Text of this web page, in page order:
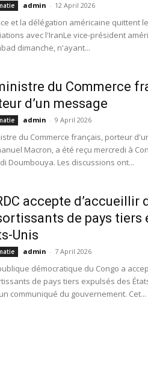
admin - 12 April 2026
et la délégation américaine quittent
avec l'IranLe vice-président
dimanche, n'ayant...
du Commerce
d’un message
admin - 9 April 2026
du Commerce français, porteur
Macron, a été reçu mercredi à
Doumbouya. Les discussions ont...
accepte d’accueillir
de pays tiers
Unis
admin - 7 April 2026
démocratique du Congo a
de pays tiers expulsés des
communiqué du gouvernement. Cet...